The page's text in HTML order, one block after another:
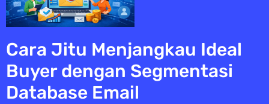
Cara Jitu Menjangkau Ideal
Buyer dengan Segmentasi
Database Email